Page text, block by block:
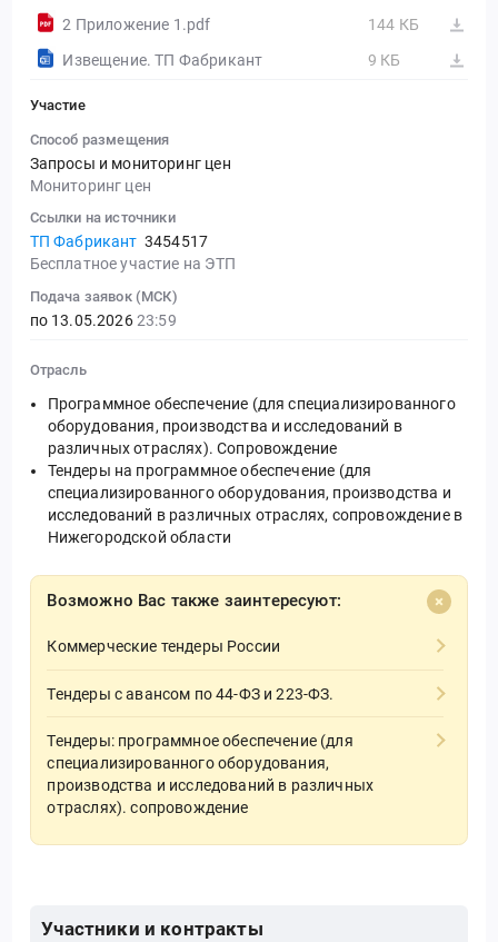
2 Приложение 1.pdf
144 КБ
Извещение. ТП Фабрикант
9 КБ
Участие
Способ размещения
Запросы и мониторинг цен
Мониторинг цен
Ссылки на источники
ТП Фабрикант 3454517
Бесплатное участие на ЭТП
Подача заявок (МСК)
по 13.05.202623:59
Отрасль
Программное обеспечение (для специализированного
оборудования, производства и исследований в
различных отраслях). Сопровождение
Тендеры на программное обеспечение (для
специализированного оборудования, производства и
исследований в различных отраслях, сопровождение в
Нижегородской области
Возможно Вас также заинтересуют:
Коммерческие тендеры России
Тендеры с авансом по 44-ФЗ и 223-ФЗ.
Тендеры: программное обеспечение (для
специализированного оборудования,
производства и исследований в различных
отраслях). сопровождение
Участники и контракты